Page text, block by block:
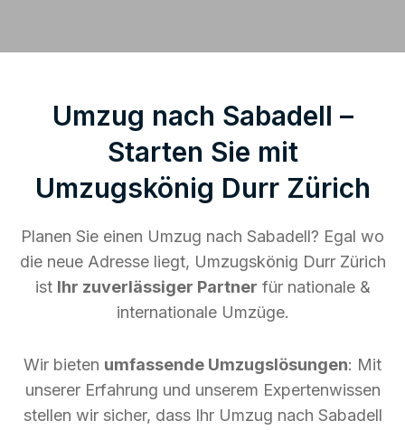
Umzug nach Sabadell –
Starten Sie mit
Umzugskönig Durr Zürich
Planen Sie einen Umzug nach Sabadell? Egal wo
die neue Adresse liegt, Umzugskönig Durr Zürich
ist Ihr zuverlässiger Partner für nationale &
internationale Umzüge.
Wir bieten umfassende Umzugslösungen: Mit
unserer Erfahrung und unserem Expertenwissen
stellen wir sicher, dass Ihr Umzug nach Sabadell